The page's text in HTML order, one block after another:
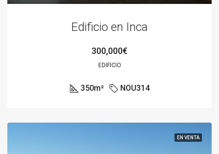
Edificio en Inca
300,000€
EDIFICIO
350m² NOU314
EN VENTA